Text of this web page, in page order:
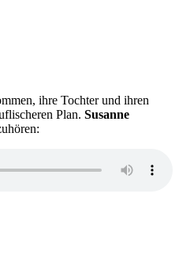
ihre Tochter und ihren
Plan. Susanne